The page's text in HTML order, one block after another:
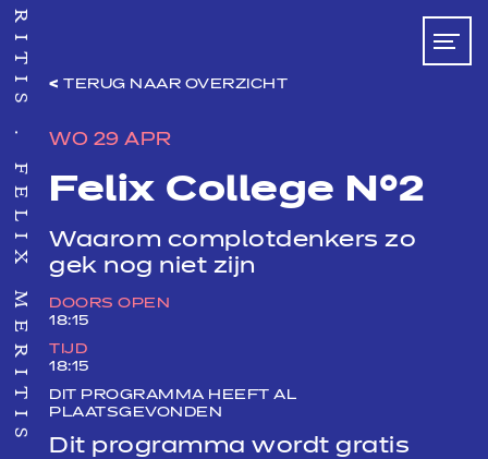
FELIX MERITIS
TERUG NAAR OVERZICHT
WO 29 APR
Felix College N°2
Waarom complotdenkers zo
gek nog niet zijn
DOORS OPEN
18:15
TIJD
18:15
DIT PROGRAMMA HEEFT AL
PLAATSGEVONDEN
Dit programma wordt gratis